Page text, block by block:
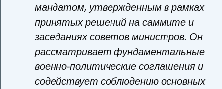
мандатом, утвержденным в рамках
принятых решений на саммите и
заседаниях советов министров. Он
рассматривает фундаментальные
военно-политические соглашения и
содействует соблюдению основных